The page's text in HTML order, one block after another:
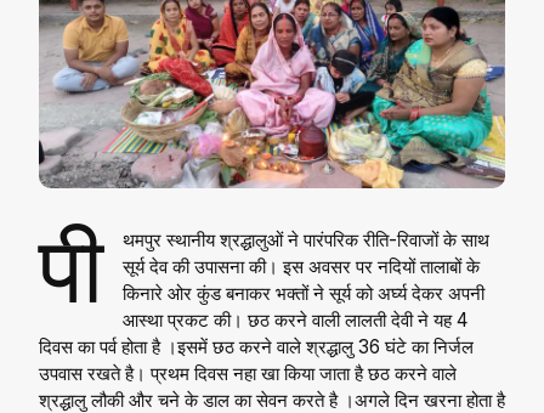
पी
थमपुर स्थानीय श्रद्धालुओं ने पारंपरिक रीति-रिवाजों के साथ
सूर्य देव की उपासना की। इस अवसर पर नदियों तालाबों के
किनारे ओर कुंड बनाकर भक्तों ने सूर्य को अर्घ्य देकर अपनी
आस्था प्रकट की। छठ करने वाली लालती देवी ने यह 4
दिवस का पर्व होता है ।इसमें छठ करने वाले श्रद्धालु 36 घंटे का निर्जल
उपवास रखते है। प्रथम दिवस नहा खा किया जाता है छठ करने वाले
श्रद्धालु लौकी और चने के डाल का सेवन करते है ।अगले दिन खरना होता है